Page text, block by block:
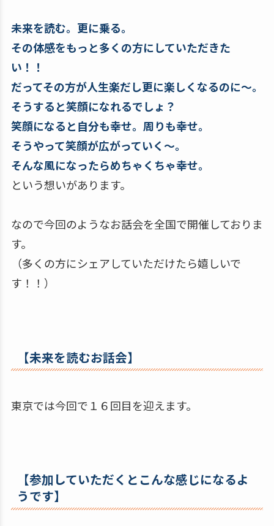
未来を読む。更に乗る。
その体感をもっと多くの方にしていただきた
い！！
だってその方が人生楽だし更に楽しくなるのに～。
そうすると笑顔になれるでしょ？
笑顔になると自分も幸せ。周りも幸せ。
そうやって笑顔が広がっていく～。
そんな風になったらめちゃくちゃ幸せ。
という想いがあります。
なので今回のようなお話会を全国で開催しておりま
す。
（多くの方にシェアしていただけたら嬉しいで
す！！）
【未来を読むお話会】
東京では今回で１６回目を迎えます。
【参加していただくとこんな感じになるよ
うです】